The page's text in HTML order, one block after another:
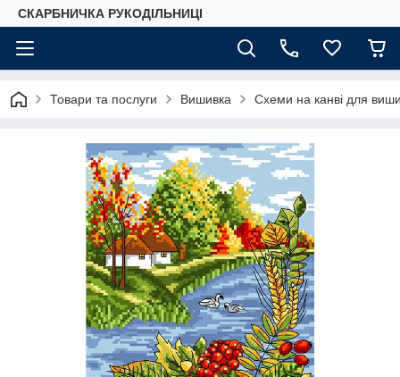
СКАРБНИЧКА РУКОДІЛЬНИЦІ
Товари та послуги Вишивка Схеми на канві для